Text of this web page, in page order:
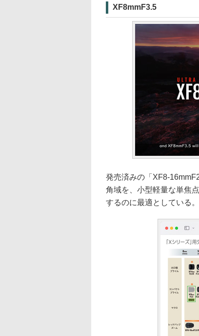
XF8mmF3.5
発売済みの「XF8-
角域を、小型軽量な単焦
するのに最適としている。